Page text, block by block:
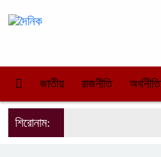
জাতীয় রাজনীতি অর্থনীতি
শিরোনাম: